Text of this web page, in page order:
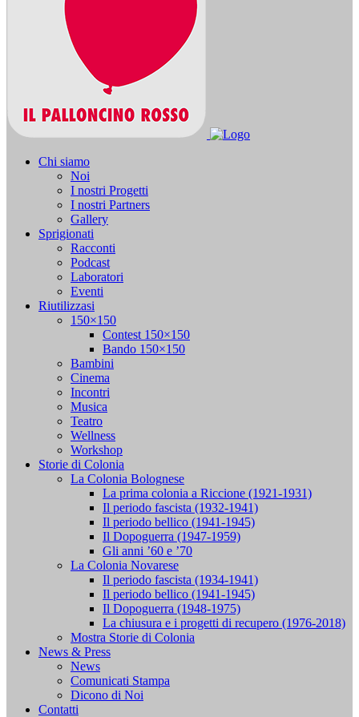
Chi siamo
Noi
I nostri Progetti
I nostri Partners
Gallery
Sprigionati
Racconti
Podcast
Laboratori
Eventi
Riutilizzasi
150×150
Contest 150×150
Bando 150×150
Bambini
Cinema
Incontri
Musica
Teatro
Wellness
Workshop
Storie di Colonia
La Colonia Bolognese
La prima colonia a Riccione (1921-1931)
Il periodo fascista (1932-1941)
Il periodo bellico (1941-1945)
Il Dopoguerra (1947-1959)
Gli anni ’60 e ’70
La Colonia Novarese
Il periodo fascista (1934-1941)
Il periodo bellico (1941-1945)
Il Dopoguerra (1948-1975)
La chiusura e i progetti di recupero (1976-2018)
Mostra Storie di Colonia
News & Press
News
Comunicati Stampa
Dicono di Noi
Contatti